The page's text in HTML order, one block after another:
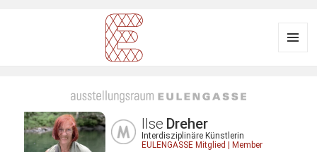
EULENGASSE
Ilse Dreher
Interdisziplinäre Künstlerin
EULENGASSE Mitglied | Member